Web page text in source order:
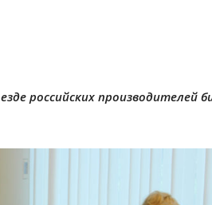
российских производителей